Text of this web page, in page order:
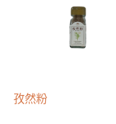
孜然粉